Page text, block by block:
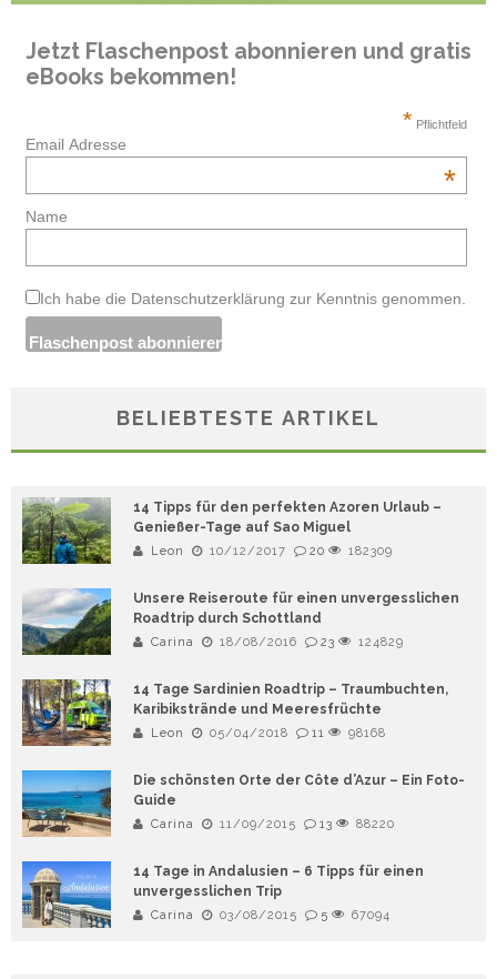
Jetzt Flaschenpost abonnieren und gratis
eBooks bekommen!
* Pflichtfeld
Email Adresse
*
Name
Ich habe die Datenschutzerklärung zur Kenntnis genommen.
BELIEBTESTE ARTIKEL
14 Tipps für den perfekten Azoren Urlaub –
Genießer-Tage auf Sao Miguel
Leon 10/12/2017 20 182309
Unsere Reiseroute für einen unvergesslichen
Roadtrip durch Schottland
Carina 18/08/2016 23 124829
14 Tage Sardinien Roadtrip – Traumbuchten,
Karibikstrände und Meeresfrüchte
Leon 05/04/2018 11 98168
Die schönsten Orte der Côte d’Azur – Ein Foto-
Guide
Carina 11/09/2015 13 88220
14 Tage in Andalusien – 6 Tipps für einen
unvergesslichen Trip
Carina 03/08/2015 5 67094